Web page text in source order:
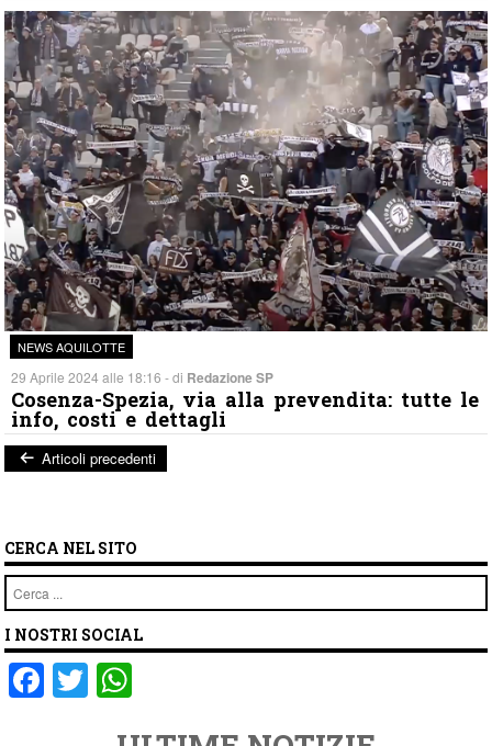
NEWS AQUILOTTE
29 Aprile 2024 alle 18:16 - di Redazione SP
Cosenza-Spezia, via alla prevendita: tutte le
info, costi e dettagli
Articoli precedenti
CERCA NEL SITO
Cerca
I NOSTRI SOCIAL
F T